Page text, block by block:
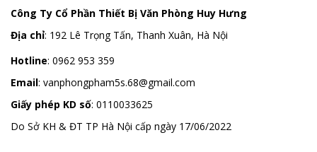
Công Ty Cổ Phần Thiết Bị Văn Phòng Huy Hưng
Địa chỉ: 192 Lê Trọng Tấn, Thanh Xuân, Hà Nội
Hotline: 0962 953 359
Email: vanphongpham5s.68@gmail.com
Giấy phép KD số: 0110033625
Do Sở KH & ĐT TP Hà Nội cấp ngày 17/06/2022